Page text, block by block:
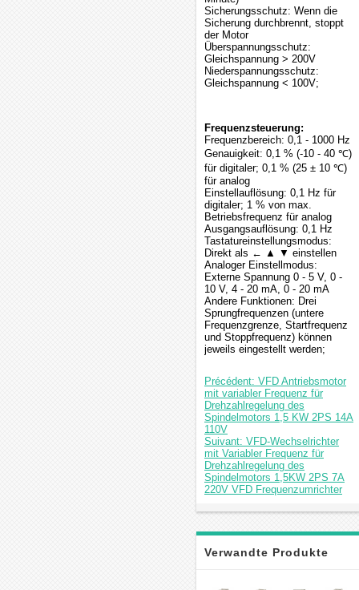
Sicherungsschutz: Wenn die
Sicherung durchbrennt, stoppt
der Motor
Überspannungsschutz:
Gleichspannung > 200V
Niederspannungsschutz:
Gleichspannung < 100V;
Frequenzsteuerung:
Frequenzbereich: 0,1 - 1000 Hz
Genauigkeit: 0,1 % (-10 - 40 ℃)
für digitaler; 0,1 % (25 ± 10 ℃)
für analog
Einstellauflösung: 0,1 Hz für
digitaler; 1 % von max.
Betriebsfrequenz für analog
Ausgangsauflösung: 0,1 Hz
Tastatureinstellungsmodus:
Direkt als ← ▲ ▼ einstellen
Analoger Einstellmodus:
Externe Spannung 0 - 5 V, 0 -
10 V, 4 - 20 mA, 0 - 20 mA
Andere Funktionen: Drei
Sprungfrequenzen (untere
Frequenzgrenze, Startfrequenz
und Stoppfrequenz) können
jeweils eingestellt werden;
Précédent: VFD Antriebsmotor
mit variabler Frequenz für
Drehzahlregelung des
Spindelmotors 1,5 KW 2PS 14A
110V
Suivant: VFD-Wechselrichter
mit Variabler Frequenz für
Drehzahlregelung des
Spindelmotors 1,5KW 2PS 7A
220V VFD Frequenzumrichter
Verwandte Produkte